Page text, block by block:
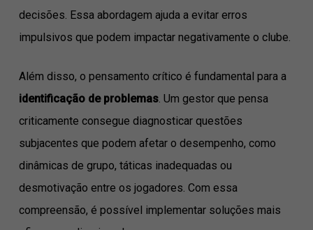
decisões. Essa abordagem ajuda a evitar erros
impulsivos que podem impactar negativamente o clube.
Além disso, o pensamento crítico é fundamental para a
identificação de problemas. Um gestor que pensa
criticamente consegue diagnosticar questões
subjacentes que podem afetar o desempenho, como
dinâmicas de grupo, táticas inadequadas ou
desmotivação entre os jogadores. Com essa
compreensão, é possível implementar soluções mais